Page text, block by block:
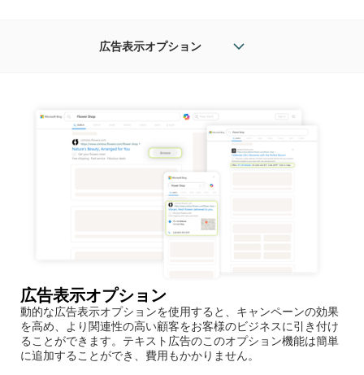
広告表示オプション
広告表示オプション
動的な広告表示オプションを使用すると、キャンペーンの効果
を高め、より関連性の高い顧客をお客様のビジネスに引き付け
ることができます。テキスト広告のこのオプション機能は簡単
に追加することができ、費用もかかりません。